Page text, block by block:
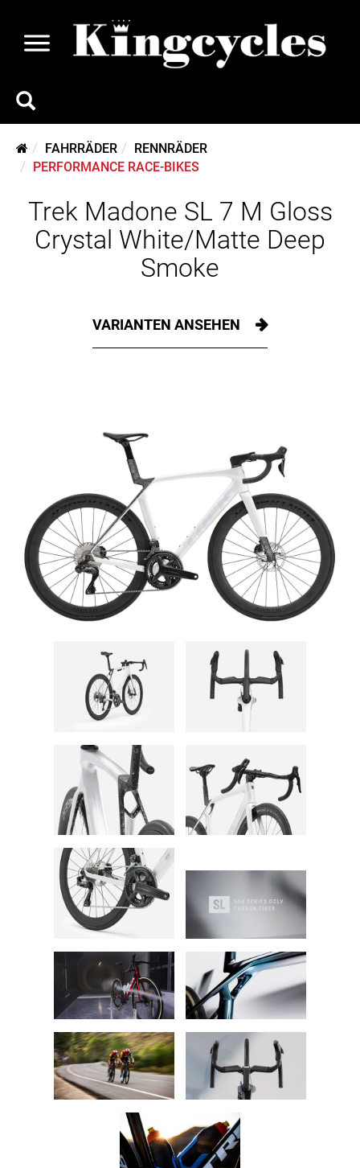
FAHRRÄDER
RENNRÄDER
PERFORMANCE RACE-BIKES
Trek Madone SL 7 M Gloss
Crystal White/Matte Deep
Smoke
VARIANTEN ANSEHEN